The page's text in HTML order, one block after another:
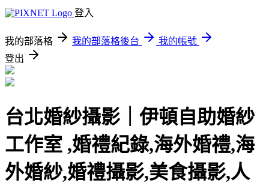
登入
我的部落格 我的部落格後台
我的帳號
登出
台北婚紗攝影｜伊頓自助婚紗
工作室 ,婚禮紀錄,海外婚禮,海
外婚紗,婚禮攝影,美食攝影,人